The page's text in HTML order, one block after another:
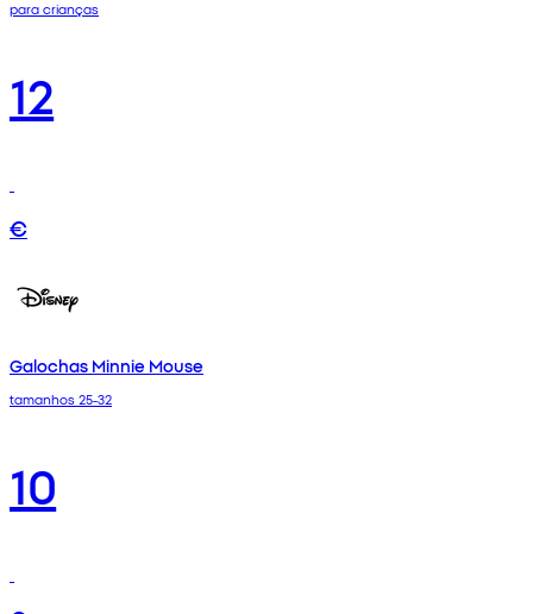
para crianças
12
€
Galochas Minnie Mouse
tamanhos 25-32
10